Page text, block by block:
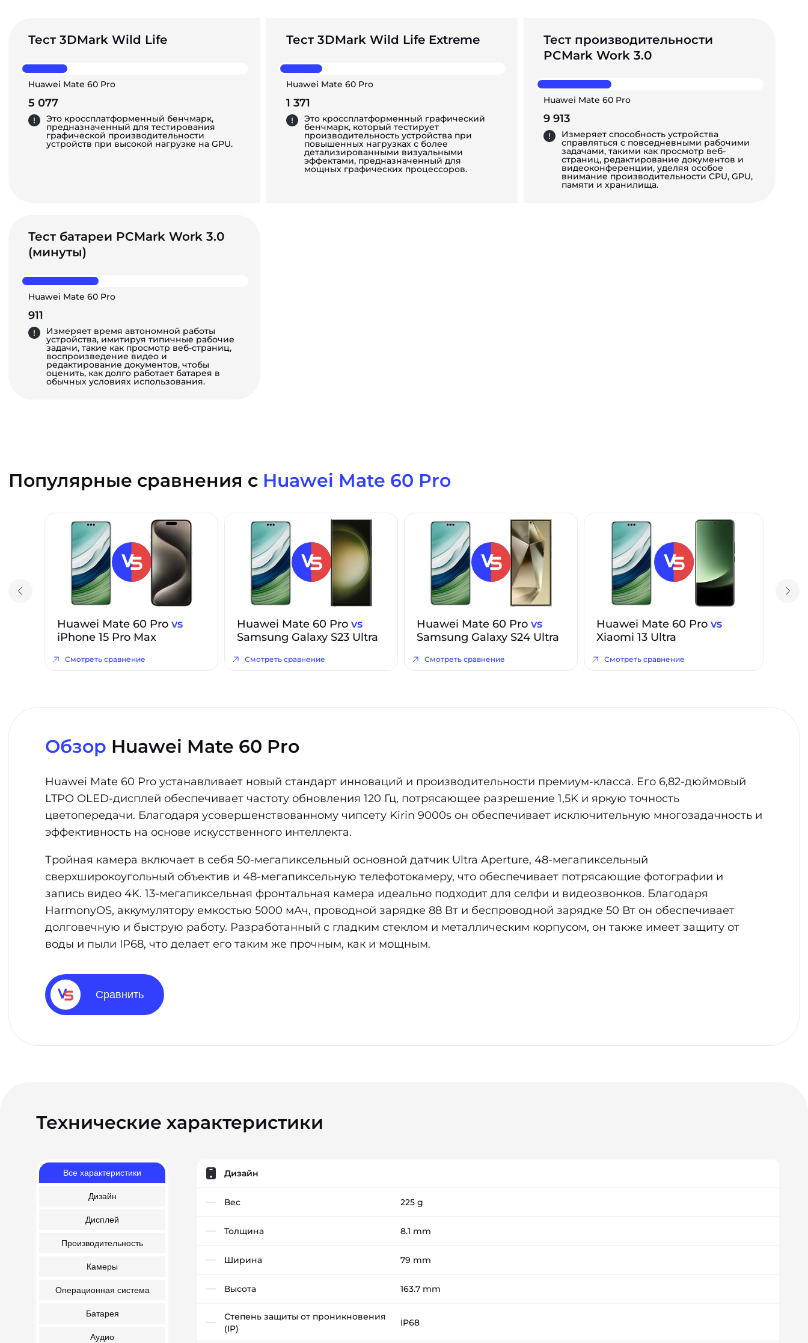
Тест 3DMark Wild Life
Huawei Mate 60 Pro
5 077
Это кроссплатформенный бенчмарк,
предназначенный для тестирования
графической производительности
устройств при высокой нагрузке на GPU.
Тест 3DMark Wild Life Extreme
Huawei Mate 60 Pro
1 371
Это кроссплатформенный графический
бенчмарк, который тестирует
производительность устройства при
повышенных нагрузках с более
детализированными визуальными
эффектами, предназначенный для
мощных графических процессоров.
Тест производительности
PCMark Work 3.0
Huawei Mate 60 Pro
9 913
Измеряет способность устройства
справляться с повседневными рабочими
задачами, такими как просмотр веб-
страниц, редактирование документов и
видеоконференции, уделяя особое
внимание производительности CPU, GPU,
памяти и хранилища.
Тест батареи PCMark Work 3.0
(минуты)
Huawei Mate 60 Pro
911
Измеряет время автономной работы
устройства, имитируя типичные рабочие
задачи, такие как просмотр веб-страниц,
воспроизведение видео и
редактирование документов, чтобы
оценить, как долго работает батарея в
обычных условиях использования.
Популярные сравнения с Huawei Mate 60 Pro
Huawei Mate 60 Pro vs
iPhone 15 Pro Max
Смотреть сравнение
Huawei Mate 60 Pro vs
Samsung Galaxy S23 Ultra
Смотреть сравнение
Huawei Mate 60 Pro vs
Samsung Galaxy S24 Ultra
Смотреть сравнение
Huawei Mate 60 Pro vs
Xiaomi 13 Ultra
Смотреть сравнение
Обзор Huawei Mate 60 Pro
Huawei Mate 60 Pro устанавливает новый стандарт инноваций и производительности премиум-класса. Его 6,82-дюймовый
LTPO OLED-дисплей обеспечивает частоту обновления 120 Гц, потрясающее разрешение 1,5K и яркую точность
цветопередачи. Благодаря усовершенствованному чипсету Kirin 9000s он обеспечивает исключительную многозадачность и
эффективность на основе искусственного интеллекта.
Тройная камера включает в себя 50-мегапиксельный основной датчик Ultra Aperture, 48-мегапиксельный
сверхширокоугольный объектив и 48-мегапиксельную телефотокамеру, что обеспечивает потрясающие фотографии и
запись видео 4K. 13-мегапиксельная фронтальная камера идеально подходит для селфи и видеозвонков. Благодаря
HarmonyOS, аккумулятору емкостью 5000 мАч, проводной зарядке 88 Вт и беспроводной зарядке 50 Вт он обеспечивает
долговечную и быструю работу. Разработанный с гладким стеклом и металлическим корпусом, он также имеет защиту от
воды и пыли IP68, что делает его таким же прочным, как и мощным.
Сравнить
Технические характеристики
Все характеристики
Дизайн
Дисплей
Производительность
Камеры
Операционная система
Батарея
Аудио
Дизайн
Вес 225 g
Толщина 8.1 mm
Ширина 79 mm
Высота 163.7 mm
Степень защиты от проникновения
(IP)
IP68